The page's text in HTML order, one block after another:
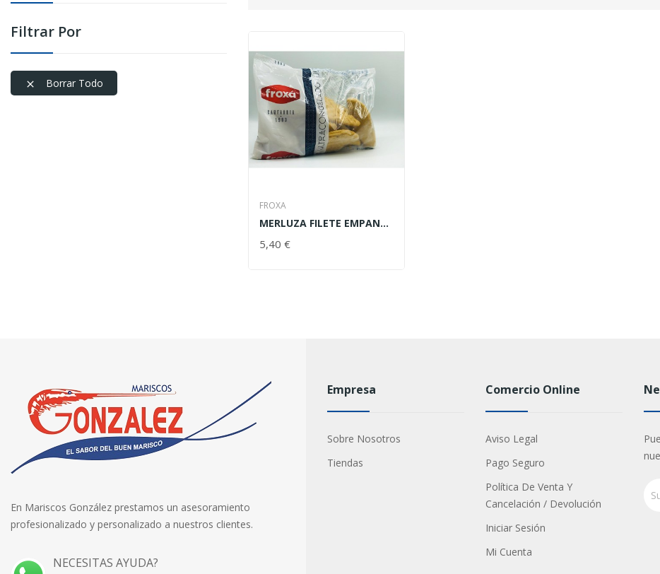
Filtrar Por
 Borrar Todo
FROXA
MERLUZA FILETE EMPANADO 1 KG
5,40 €
En Mariscos González prestamos un asesoramiento
profesionalizado y personalizado a nuestros clientes.
NECESITAS AYUDA?
Empresa
Sobre Nosotros
Tiendas
Comercio Online
Aviso Legal
Pago Seguro
Política De Venta Y
Cancelación / Devolución
Iniciar Sesión
Mi Cuenta